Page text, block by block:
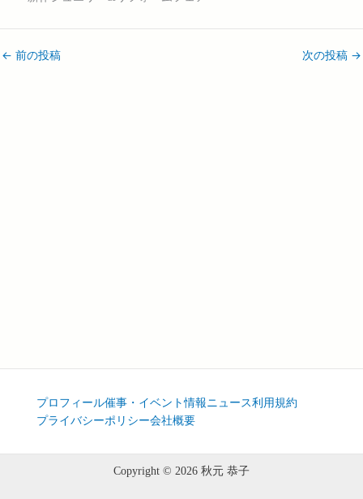
← 前の投稿 次の投稿 →
プロフィール催事・イベント情報ニュース利用規約
プライバシーポリシー会社概要
Copyright © 2026 秋元 恭子